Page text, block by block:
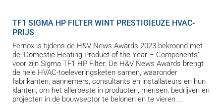
TF1 SIGMA HP FILTER WINT PRESTIGIEUZE HVAC-
PRIJS
Fernox is tijdens de H&V News Awards 2023 bekroond met
de ‘Domestic Heating Product of the Year – Components’
voor zijn Sigma TF1 HP Filter. De H&V News Awards brengt
de hele HVAC-toeleveringsketen samen, waaronder
fabrikanten, aannemers, consultants en installateurs en hun
klanten, om het allerbeste in producten, mensen, bedrijven en
projecten in de bouwsector te belonen en te vieren.